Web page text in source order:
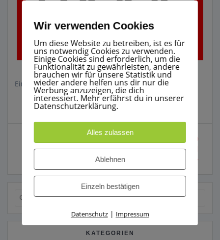
Einsatz Nr.: 04/2010 13.06.2010 – 09:16
Beitragsnavigation
Vorheriger
Beitrag:
03/2010
Beitrag:
Einsatz 05/2010
Verkehrsunfall
Suche
KATEGORIEN
Wir verwenden Cookies
Um diese Website zu betreiben, ist es für
uns notwendig Cookies zu verwenden.
Einige Cookies sind erforderlich, um die
Funktionalität zu gewährleisten, andere
brauchen wir für unsere Statistik und
wieder andere helfen uns dir nur die
Werbung anzuzeigen, die dich
interessiert. Mehr erfährst du in unserer
Datenschutzerklärung.
Alles zulassen
Ablehnen
Einzeln bestätigen
Datenschutz| Impressum